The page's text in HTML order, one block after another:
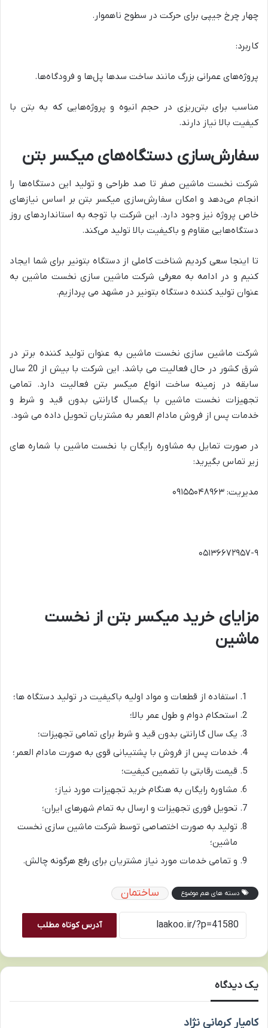
چهار چرخ جیپی برای حرکت در سطوح ناهموار.
کاربرد:
پروژه‌های عمرانی بزرگ مانند ساخت سدها پل‌ها و فرودگاه‌ها.
مناسب برای بتن‌ریزی در حجم انبوه و پروژه‌هایی که به بتن با
کیفیت بالا نیاز دارند.
سفارش‌سازی دستگاه‌های میکسر بتن
شرکت نخست ماشین صفر تا صد طراحی و تولید این دستگاه‌ها را
انجام می‌دهد و امکان سفارش‌سازی میکسر بتن بر اساس نیازهای
خاص پروژه نیز وجود دارد. این شرکت با توجه به استانداردهای روز
دستگاه‌هایی مقاوم و باکیفیت بالا تولید می‌کند.
تا اینجا سعی کردیم شناخت کاملی از دستگاه بتونیر برای شما ایجاد
کنیم و در ادامه به معرفی شرکت ماشین سازی نخست ماشین به
عنوان تولید کننده دستگاه بتونیر در مشهد می پردازیم.
شرکت ماشین سازی نخست ماشین به عنوان تولید کننده برتر در
شرق کشور در حال فعالیت می باشد. این شرکت با بیش از 20 سال
سابقه در زمینه ساخت انواع میکسر بتن فعالیت دارد. تمامی
تجهیزات نخست ماشین با یکسال گارانتی بدون قید و شرط و
خدمات پس از فروش مادام العمر به مشتریان تحویل داده می شود.
در صورت تمایل به مشاوره رایگان با نخست ماشین با شماره های
زیر تماس بگیرید:
مدیریت: ۰۹۱۵۵۰۴۸۹۶۳
۰۵۱۳۶۶۷۲۹۵۷-۹
مزایای خرید میکسر بتن از نخست
ماشین
استفاده از قطعات و مواد اولیه باکیفیت در تولید دستگاه ها؛
استحکام دوام و طول عمر بالا؛
یک سال گارانتی بدون قید و شرط برای تمامی تجهیزات؛
خدمات پس از فروش با پشتیبانی قوی به صورت مادام العمر؛
قیمت رقابتی با تضمین کیفیت؛
مشاوره رایگان به هنگام خرید تجهیزات مورد نیاز؛
تحویل فوری تجهیزات و ارسال به تمام شهرهای ایران؛
تولید به صورت اختصاصی توسط شرکت ماشین سازی نخست
ماشین؛
و تمامی خدمات مورد نیاز مشتریان برای رفع هرگونه چالش.
دسته های هم موضوع ساختمان
آدرس کوتاه مطلب
یک دیدگاه
کامیار کرمانی نژاد